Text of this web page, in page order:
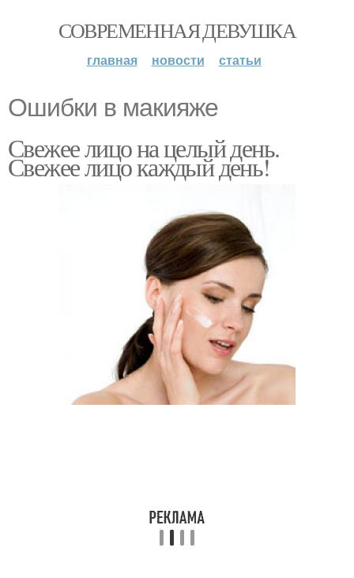
СОВРЕМЕННАЯ ДЕВУШКА
главная новости статьи
Ошибки в макияже
Свежее лицо на целый день.
Свежее лицо каждый день!